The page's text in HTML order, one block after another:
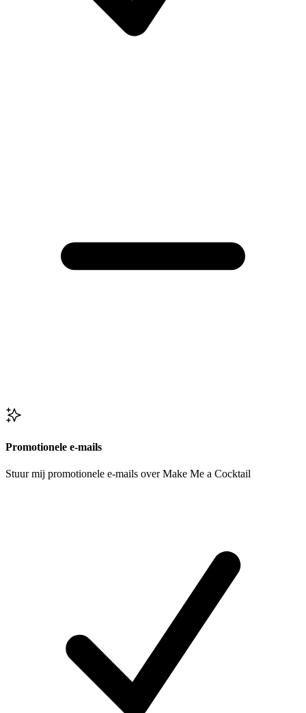
Promotionele e-mails
Stuur mij promotionele e-mails over Make Me a Cocktail